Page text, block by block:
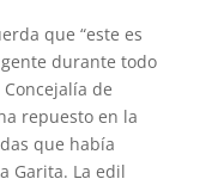
que “este es
durante todo
de
repuesto en la
que había
Garita. La edil